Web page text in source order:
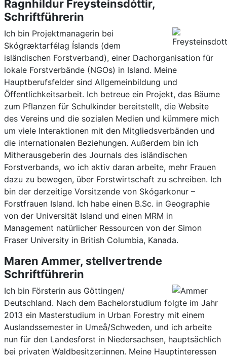
Ragnhildur Freysteinsdóttir,
Schriftführerin
Ich bin Projektmanagerin bei
Skógræktarfélag Íslands (dem
isländischen Forstverband), einer Dachorganisation für
lokale Forstverbände (NGOs) in Island. Meine
Hauptberufsfelder sind Allgemeinbildung und
Öffentlichkeitsarbeit. Ich betreue ein Projekt, das Bäume
zum Pflanzen für Schulkinder bereitstellt, die Website
des Vereins und die sozialen Medien und kümmere mich
um viele Interaktionen mit den Mitgliedsverbänden und
die internationalen Beziehungen. Außerdem bin ich
Mitherausgeberin des Journals des isländischen
Forstverbands, wo ich aktiv daran arbeite, mehr Frauen
dazu zu bewegen, über Forstwirtschaft zu schreiben. Ich
bin der derzeitige Vorsitzende von Skógarkonur –
Forstfrauen Island. Ich habe einen B.Sc. in Geographie
von der Universität Island und einen MRM in
Management natürlicher Ressourcen von der Simon
Fraser University in British Columbia, Kanada.
Maren Ammer, stellvertrende
Schriftführerin
Ich bin Försterin aus Göttingen/
Deutschland. Nach dem Bachelorstudium folgte im Jahr
2013 ein Masterstudium in Urban Forestry mit einem
Auslandssemester in Umeå/Schweden, und ich arbeite
nun für den Landesforst in Niedersachsen, hauptsächlich
bei privaten Waldbesitzer:innen. Meine Hauptinteressen